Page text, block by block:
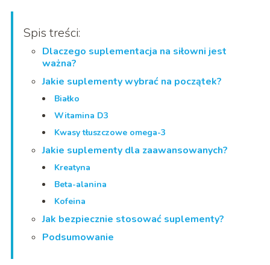
Spis treści:
Dlaczego suplementacja na siłowni jest
ważna?
Jakie suplementy wybrać na początek?
Białko
Witamina D3
Kwasy tłuszczowe omega-3
Jakie suplementy dla zaawansowanych?
Kreatyna
Beta-alanina
Kofeina
Jak bezpiecznie stosować suplementy?
Podsumowanie